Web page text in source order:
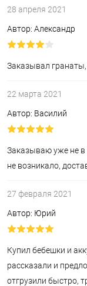
28 апреля 2021
Автор: Александр
Заказывал
22 марта 2021
Автор: Василий
Заказываю уже не в
не возникало,
27 февраля 2021
Автор: Юрий
Купил бебешки и
рассказали и
отгрузили быстро,